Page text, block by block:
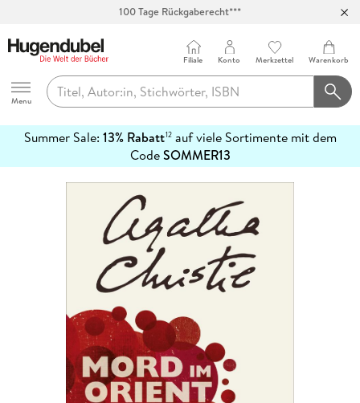
100 Tage Rückgaberecht***
Hugendubel
Menu
Filiale Konto Merkzettel Warenkorb
Summer Sale: 13% Rabatt12auf viele Sortimente mit dem
CodeSOMMER13
erfahren